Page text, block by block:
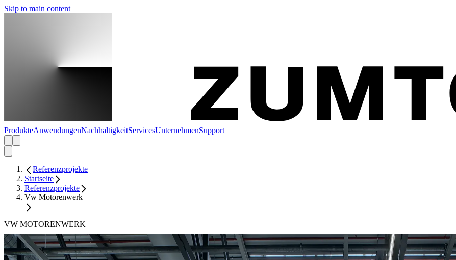
Skip to main content
ProdukteAnwendungenNachhaltigkeitServicesUnternehmenSupport
Referenzprojekte
Startseite
Referenzprojekte
Vw Motorenwerk
VW MOTORENWERK